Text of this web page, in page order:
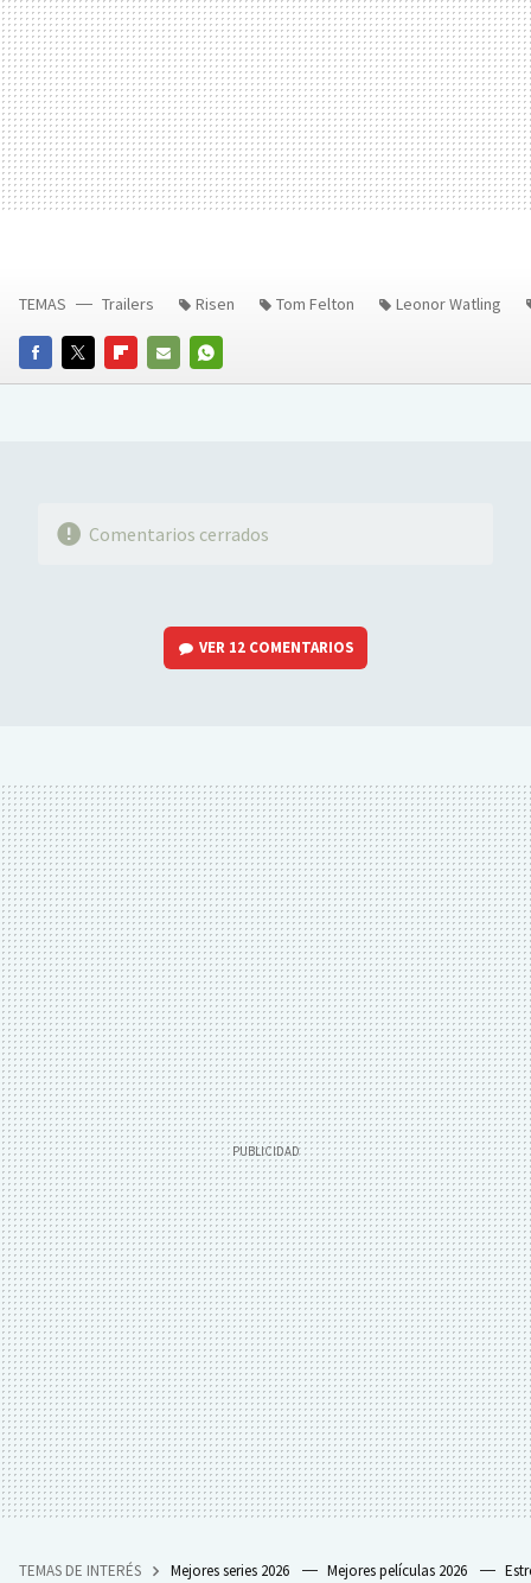
FACEBOOKTWITTERFLIPBOARD
E-
WHATSAPP
TEMAS Trailers Risen Tom Felton Leonor Watling
Comentarios cerrados
VER 12 COMENTARIOS
TEMAS DE INTERÉS Mejores series 2026 Mejores películas 2026